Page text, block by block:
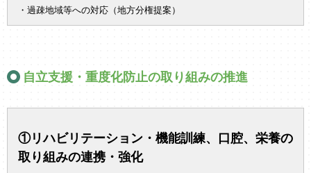
・過疎地域等への対応（地方分権提案）
自立支援・重度化防止の取り組みの推進
①リハビリテーション・機能訓練、口腔、栄養の
取り組みの連携・強化